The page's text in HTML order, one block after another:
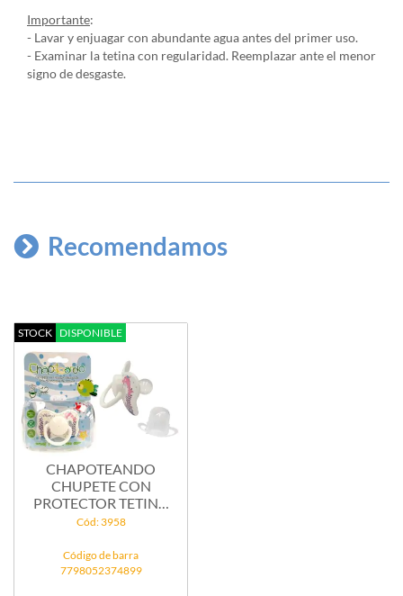
Importante:
- Lavar y enjuagar con abundante agua antes del primer uso.
- Examinar la tetina con regularidad. Reemplazar ante el menor
signo de desgaste.
Recomendamos
STOCK DISPONIBLE
CHAPOTEANDO
CHUPETE CON
PROTECTOR TETINA
CLASICO...
Cód: 3958
Código de barra
7798052374899